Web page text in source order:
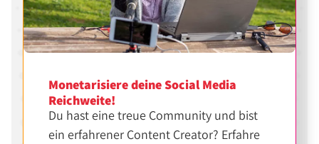
Monetarisiere deine Social Media
Reichweite!
Du hast eine treue Community und bist
ein erfahrener Content Creator? Erfahre